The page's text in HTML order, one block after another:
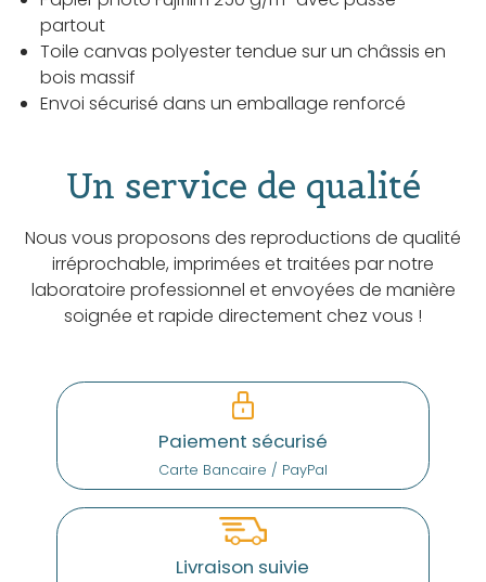
partout
Toile canvas polyester tendue sur un châssis en
bois massif
Envoi sécurisé dans un emballage renforcé
Un service de qualité
Nous vous proposons des reproductions de qualité
irréprochable, imprimées et traitées par notre
laboratoire professionnel et envoyées de manière
soignée et rapide directement chez vous !
Paiement sécurisé
Carte Bancaire / PayPal
Livraison suivie